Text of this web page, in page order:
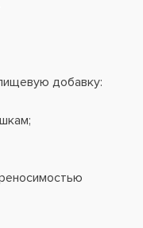
добавку: